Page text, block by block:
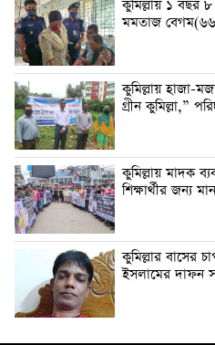
কুমিল্লায় ১ বছর
মমতাজ
কুমিল্লায় হাজা-
গ্রীন কুমিল্লা,”
কুমিল্লায় মাদক
শিক্ষার্থীর জন্য
কুমিল্লার বাসের
ইসলামের দাফন